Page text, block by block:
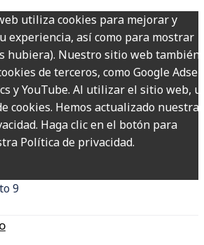
utiliza cookies para mejorar y
experiencia, así como para mostrar
hubiera). Nuestro sitio web también
de terceros, como Google
y YouTube. Al utilizar el sitio web,
cookies. Hemos actualizado nuestra
Haga clic en el botón para
Política de privacidad.
9